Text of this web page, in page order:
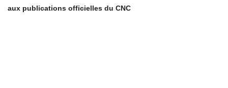
aux publications officielles du CNC